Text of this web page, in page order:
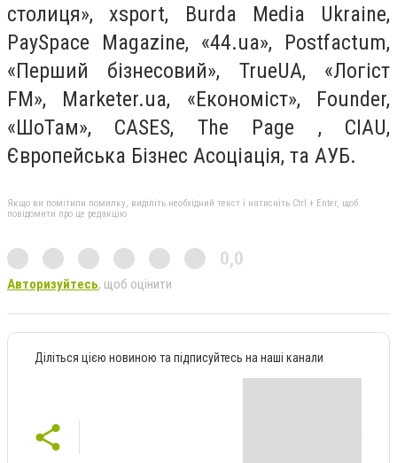
столиця», xsport, Burda Media Ukraine,
PaySpace Magazine, «44.ua», Postfactum,
«Перший бізнесовий», TrueUA, «Логіст
FM», Marketer.ua, «Економіст», Founder,
«ШоТам», CASES, The Page , CIAU,
Європейська Бізнес Асоціація, та АУБ.
Якщо ви помітили помилку, виділіть необхідний текст і натисніть Ctrl + Enter, щоб
повідомити про це редакцію
0,0
Авторизуйтесь, щоб оцінити
Діліться цією новиною та підписуйтесь на наші канали